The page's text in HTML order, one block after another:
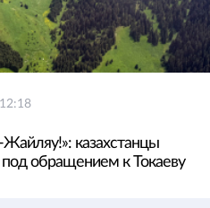
Жайляу!»: казахстанцы
обращением к Токаеву